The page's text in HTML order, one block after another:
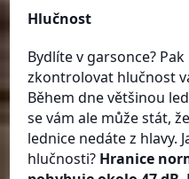
Hlučnost
Bydlíte v garsonce?
zkontrolovat hlučnost
Během dne většinou
se vám ale může stát,
lednice nedáte z hlavy.
hlučnosti? Hranice